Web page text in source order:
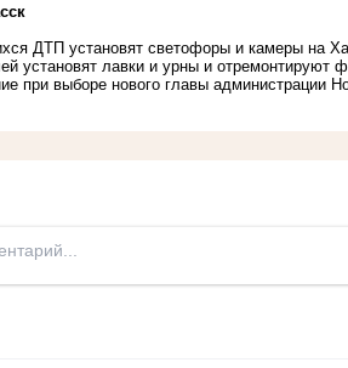
ДТП установят светофоры и камеры на
установят лавки и урны и отремонтируют
при выборе нового главы администрации